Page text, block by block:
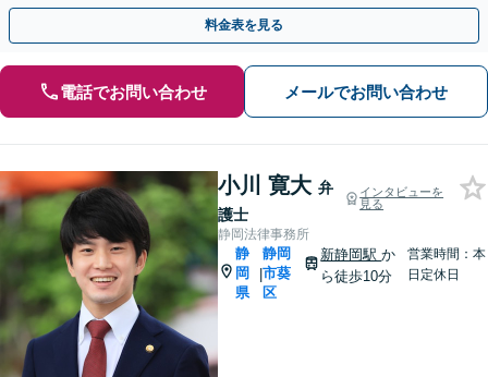
ます。【新静岡駅10分】
料金表を見る
電話でお問い合わせ メールでお問い合わせ
小川 寛大 弁
護士
インタビューを
見る
静岡法律事務所
静
岡
県
|
静岡
市葵
区
新静岡駅か
ら徒歩10分
営業時間：本
日定休日